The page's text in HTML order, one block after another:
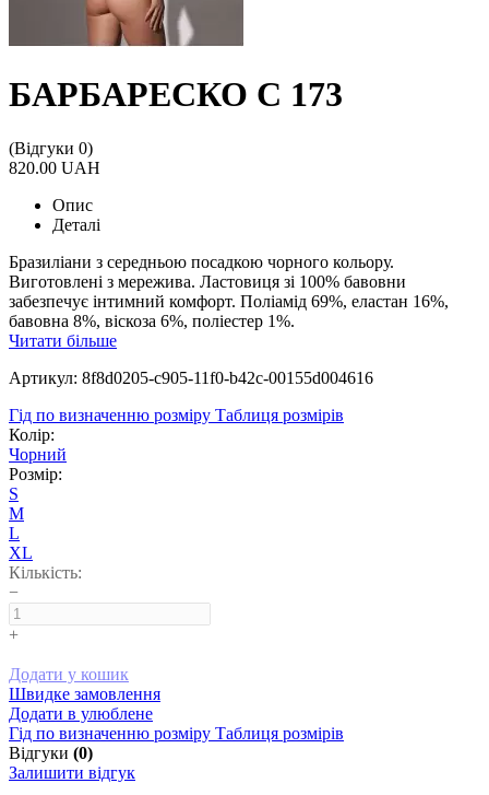
БАРБАРЕСКО С 173
(Відгуки 0)
820.00 UAH
Опис
Деталі
Бразиліани з середньою посадкою чорного кольору.
Виготовлені з мережива. Ластовиця зі 100% бавовни
забезпечує інтимний комфорт. Поліамід 69%, еластан 16%,
бавовна 8%, віскоза 6%, поліестер 1%.
Читати більше
Артикул: 8f8d0205-c905-11f0-b42c-00155d004616
Гід по визначенню розміру Таблиця розмірів
Колір:
Чорний
Розмір:
S
M
L
XL
Кількість:
−
+
Додати у кошик
Швидке замовлення
Додати в улюблене
Гід по визначенню розміру Таблиця розмірів
Відгуки (0)
Залишити відгук